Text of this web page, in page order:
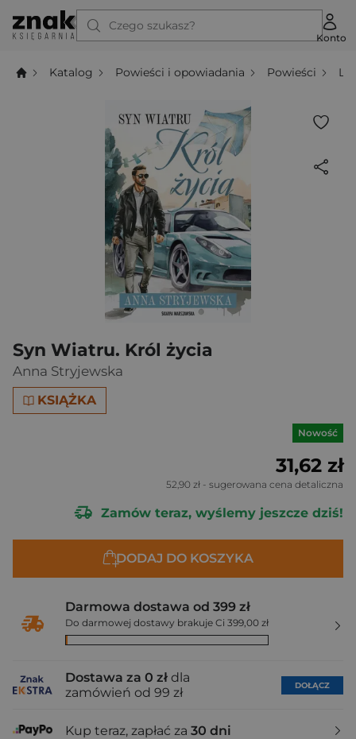
Czego szukasz?
Konto
Katalog Powieści i opowiadania Powieści
Syn Wiatru. Król życia
Anna Stryjewska
KSIĄŻKA
Nowość
31,62 zł
52,90 zł - sugerowana cena detaliczna
Zamów teraz, wyślemy jeszcze dziś!
DODAJ DO KOSZYKA
Darmowa dostawa od 399 zł
Do darmowej dostawy brakuje Ci 399,00 zł
Dostawa za 0 zł dla
zamówień od 99 zł
DOŁĄCZ
Kup teraz, zapłać za 30 dni